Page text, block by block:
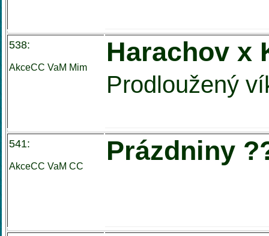
538:
AkceCC VaM Mim
Harachov x
Prodloužený
541:
AkceCC VaM CC
Prázdniny